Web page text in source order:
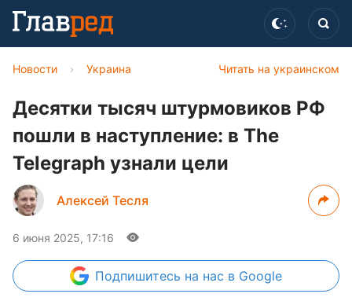
Читать на украинском
Новости › Украина
Десятки тысяч штурмовиков РФ
пошли в наступление: в The
Telegraph узнали цели
Алексей Тесля
6 июня 2025, 17:16
Подпишитесь на нас в Google